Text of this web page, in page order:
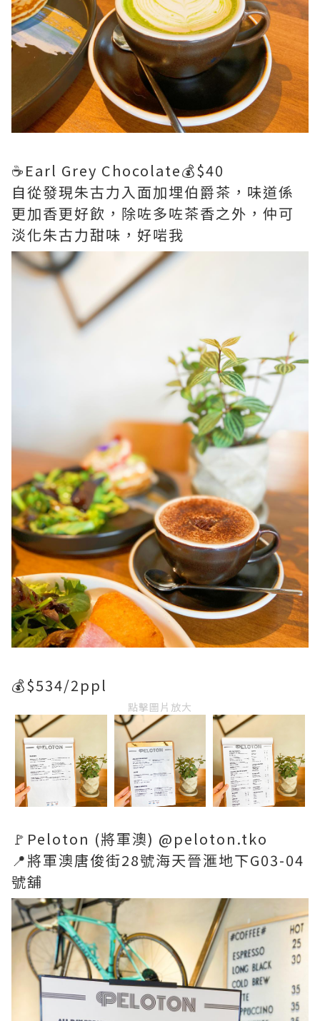
☕️Earl Grey Chocolate💰$40
自從發現朱古力入面加埋伯爵茶，味道係
更加香更好飲，除咗多咗茶香之外，仲可
淡化朱古力甜味，好啱我
💰$534/2ppl
點擊圖片放大
🚩Peloton (將軍澳) @peloton.tko
📍將軍澳唐俊街28號海天晉滙地下G03-04
號舖